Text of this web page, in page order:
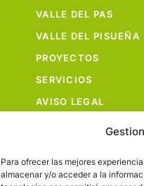
Para ofrecer las mejores
almacenar y/o acceder a la
VALLE DEL PAS
VALLE DEL PISUEÑA
PROYECTOS
SERVICIOS
AVISO LEGAL